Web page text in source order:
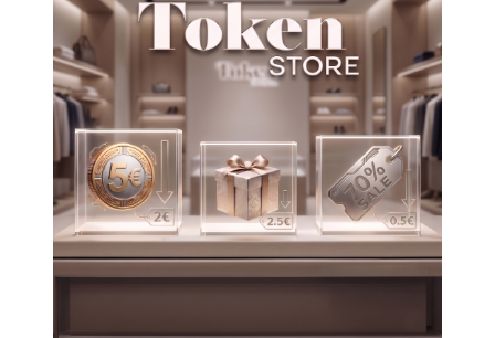
Reguli de moștenire